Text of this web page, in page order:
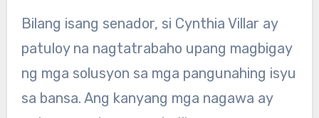
Bilang isang senador, si Cynthia Villar ay
patuloy na nagtatrabaho upang magbigay
ng mga solusyon sa mga pangunahing isyu
sa bansa. Ang kanyang mga nagawa ay